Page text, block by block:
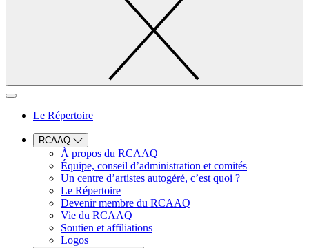
Le Répertoire
RCAAQ
À propos du RCAAQ
Équipe, conseil d’administration et comités
Un centre d’artistes autogéré, c’est quoi ?
Le Répertoire
Devenir membre du RCAAQ
Vie du RCAAQ
Soutien et affiliations
Logos